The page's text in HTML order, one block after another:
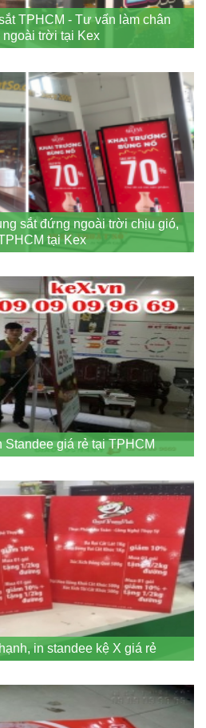
TPHCM - Tư vấn làm chân
ngoài trời tại Kex
sắt đứng ngoài trời chịu gió,
tại Kex
Standee giá rẻ tại TPHCM
in standee kệ X giá rẻ